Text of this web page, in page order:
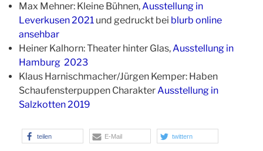
Max Mehner: Kleine Bühnen,Ausstellung in
Leverkusen 2021 und gedruckt bei blurb online
ansehbar
Heiner Kalhorn: Theater hinter Glas,Ausstellung in
Hamburg 2023
Klaus Harnischmacher/Jürgen Kemper: Haben
Schaufensterpuppen CharakterAusstellung in
Salzkotten 2019
teilen E-Mail twittern